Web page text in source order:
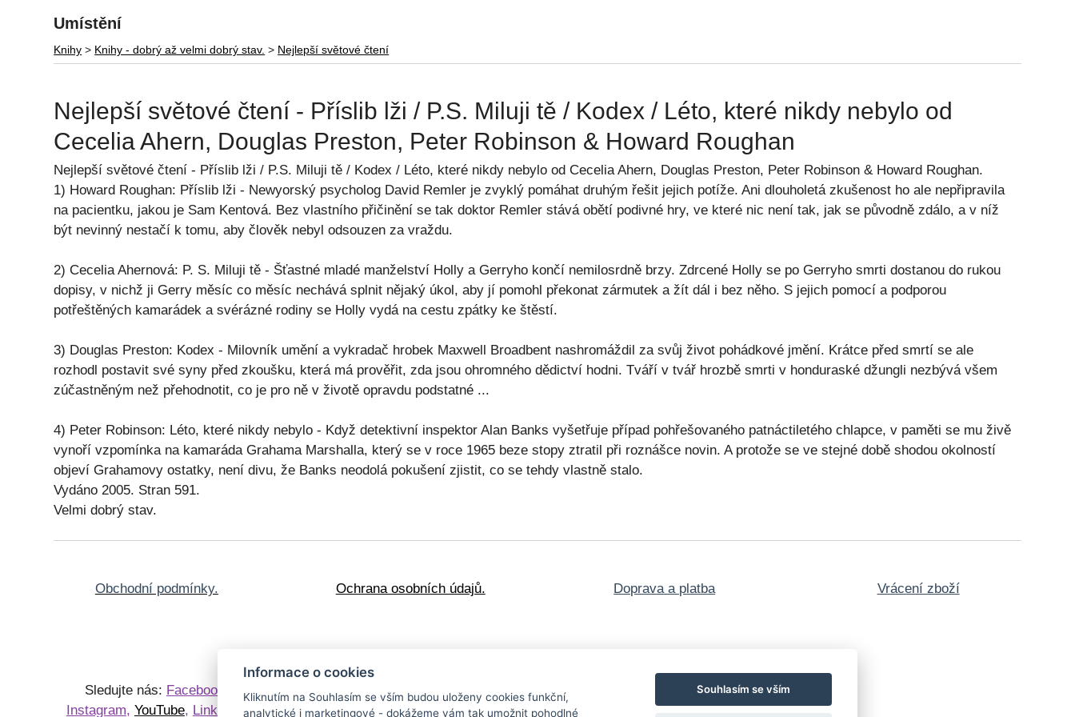
Umístění
Knihy > Knihy - dobrý až velmi dobrý stav. > Nejlepší světové čtení
Nejlepší světové čtení - Příslib lži / P.S. Miluji tě / Kodex / Léto, které nikdy nebylo od
Cecelia Ahern, Douglas Preston, Peter Robinson & Howard Roughan
Nejlepší světové čtení - Příslib lži / P.S. Miluji tě / Kodex / Léto, které nikdy nebylo od Cecelia Ahern, Douglas Preston, Peter Robinson & Howard Roughan.
1) Howard Roughan: Příslib lži - Newyorský psycholog David Remler je zvyklý pomáhat druhým řešit jejich potíže. Ani dlouholetá zkušenost ho ale nepřipravila
na pacientku, jakou je Sam Kentová. Bez vlastního přičinění se tak doktor Remler stává obětí podivné hry, ve které nic není tak, jak se původně zdálo, a v níž
být nevinný nestačí k tomu, aby člověk nebyl odsouzen za vraždu.
2) Cecelia Ahernová: P. S. Miluji tě - Šťastné mladé manželství Holly a Gerryho končí nemilosrdně brzy. Zdrcené Holly se po Gerryho smrti dostanou do rukou
dopisy, v nichž ji Gerry měsíc co měsíc nechává splnit nějaký úkol, aby jí pomohl překonat zármutek a žít dál i bez něho. S jejich pomocí a podporou
potřeštěných kamarádek a svérázné rodiny se Holly vydá na cestu zpátky ke štěstí.
3) Douglas Preston: Kodex - Milovník umění a vykradač hrobek Maxwell Broadbent nashromáždil za svůj život pohádkové jmění. Krátce před smrtí se ale
rozhodl postavit své syny před zkoušku, která má prověřit, zda jsou ohromného dědictví hodni. Tváří v tvář hrozbě smrti v honduraské džungli nezbývá všem
zúčastněným než přehodnotit, co je pro ně v životě opravdu podstatné ...
4) Peter Robinson: Léto, které nikdy nebylo - Když detektivní inspektor Alan Banks vyšetřuje případ pohřešovaného patnáctiletého chlapce, v paměti se mu živě
vynoří vzpomínka na kamaráda Grahama Marshalla, který se v roce 1965 beze stopy ztratil při roznášce novin. A protože se ve stejné době shodou okolností
objeví Grahamovy ostatky, není divu, že Banks neodolá pokušení zjistit, co se tehdy vlastně stalo.
Vydáno 2005. Stran 591.
Velmi dobrý stav.
Obchodní podmínky. Ochrana osobních údajů. Doprava a platba Vrácení zboží
Sledujte nás: Facebook
Instagram, YouTube, LinkedIn
Informace o cookies
Kliknutím na Souhlasím se vším budou uloženy cookies funkční,
analytické i marketingové - dokážeme vám tak umožnit pohodlné
Souhlasím se vším